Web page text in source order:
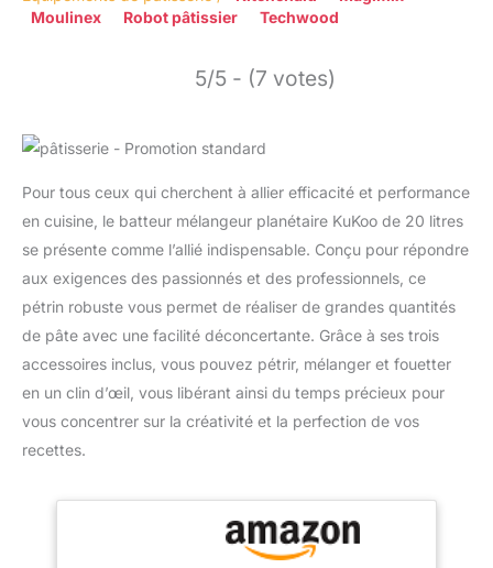
Moulinex
Robot pâtissier Techwood
5/5 - (7 votes)
Pour tous ceux qui cherchent à allier efficacité et performance
en cuisine, le batteur mélangeur planétaire KuKoo de 20 litres
se présente comme l’allié indispensable. Conçu pour répondre
aux exigences des passionnés et des professionnels, ce
pétrin robuste vous permet de réaliser de grandes quantités
de pâte avec une facilité déconcertante. Grâce à ses trois
accessoires inclus, vous pouvez pétrir, mélanger et fouetter
en un clin d’œil, vous libérant ainsi du temps précieux pour
vous concentrer sur la créativité et la perfection de vos
recettes.